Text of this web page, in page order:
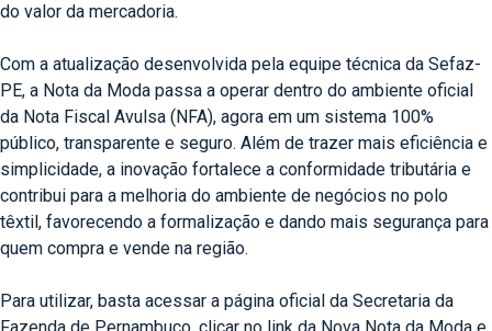
do valor da mercadoria.
Com a atualização desenvolvida pela equipe técnica da Sefaz-
PE, a Nota da Moda passa a operar dentro do ambiente oficial
da Nota Fiscal Avulsa (NFA), agora em um sistema 100%
público, transparente e seguro. Além de trazer mais eficiência e
simplicidade, a inovação fortalece a conformidade tributária e
contribui para a melhoria do ambiente de negócios no polo
têxtil, favorecendo a formalização e dando mais segurança para
quem compra e vende na região.
Para utilizar, basta acessar a página oficial da Secretaria da